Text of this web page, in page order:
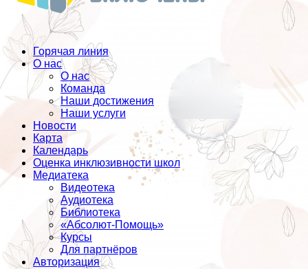
Горячая линия
О нас
О нас
Команда
Наши достижения
Наши услуги
Новости
Карта
Календарь
Оценка инклюзивности школ
Медиатека
Видеотека
Аудиотека
Библиотека
«Абсолют-Помощь»
Курсы
Для партнёров
Авторизация